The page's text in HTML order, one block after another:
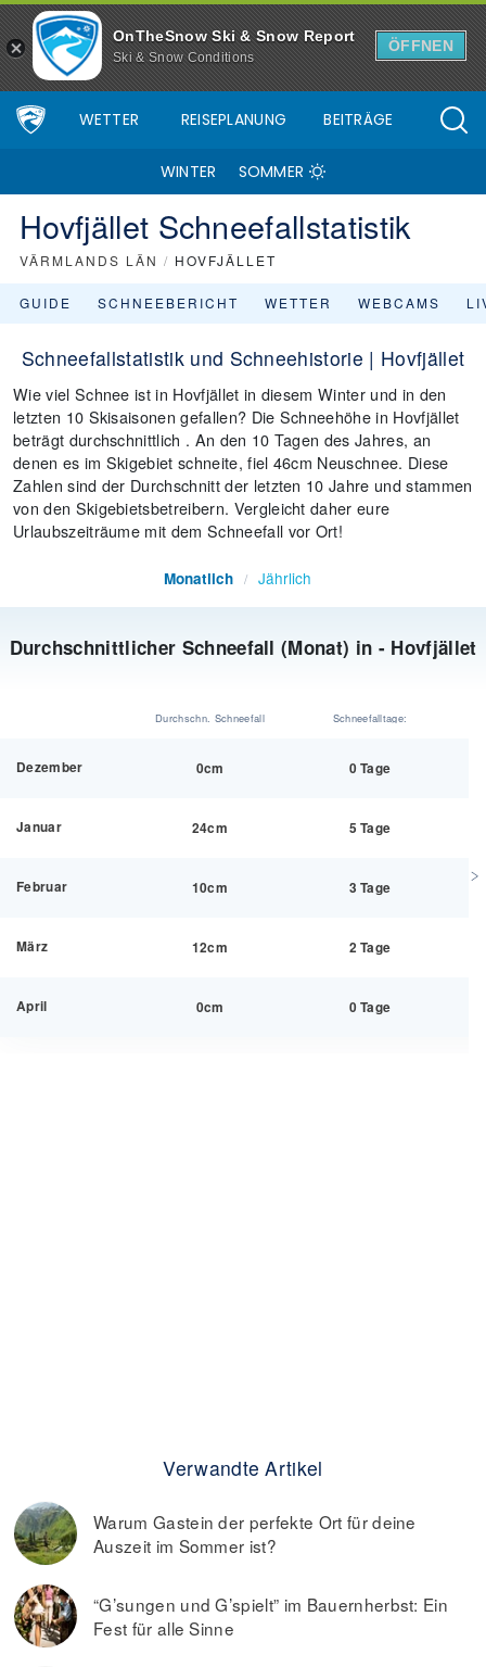
OnTheSnow Ski & Snow Report
Ski & Snow Conditions
ÖFFNEN
WETTER REISEPLANUNG BEITRÄGE
WINTER SOMMER
Hovfjället Schneefallstatistik
VÄRMLANDS LÄN / HOVFJÄLLET
GUIDE SCHNEEBERICHT WETTER WEBCAMS
Schneefallstatistik und Schneehistorie | Hovfjället
Wie viel Schnee ist in Hovfjället in diesem Winter und in den
letzten 10 Skisaisonen gefallen? Die Schneehöhe in Hovfjället
beträgt durchschnittlich . An den 10 Tagen des Jahres, an
denen es im Skigebiet schneite, fiel 46cm Neuschnee. Diese
Zahlen sind der Durchschnitt der letzten 10 Jahre und stammen
von den Skigebietsbetreibern. Vergleicht daher eure
Urlaubszeiträume mit dem Schneefall vor Ort!
Durchschnittlicher Schneefall (Monat) in - Hovfjället
Monatlich / Jährlich
Durchschn. Schneefall Schneefalltage:
Dezember 0cm 0 Tage
Januar 24cm 5 Tage
Februar 10cm 3 Tage
März 12cm 2 Tage
April 0cm 0 Tage
Verwandte Artikel
Warum Gastein der perfekte Ort für deine
Auszeit im Sommer ist?
“G’sungen und G’spielt” im Bauernherbst: Ein
Fest für alle Sinne